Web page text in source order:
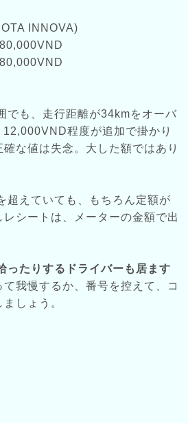
INNOVA)
でも、走行距離が34kmをオーバ
程度が追加で掛かり
な値は失念。大した額ではあり
超えていても、もちろん定額が
シートは、メーターの金額で出
ったりするドライバーも居ます
我慢するか、番号を控えて、コ
しょう。